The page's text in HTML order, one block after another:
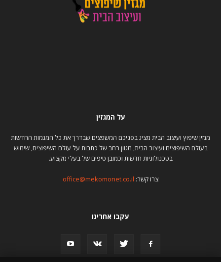
על המגזין
מגזין שיפוץ ועיצוב הבית מציג בפניכם המשפצים שבדרך את כל המגמות החדשות
בעולם השיפוצים ועיצוב הבית, מגוון רחב של כתבות על עולם השיפוצים, שימוש
בטכנולוגיות חדשות וכמובן טיפים של בעלי מקצוע.
צרו קשר: office@mekomonet.co.il
עקבו אחרינו